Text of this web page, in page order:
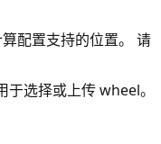
配置支持的位置。 请
于选择或上传 wheel。